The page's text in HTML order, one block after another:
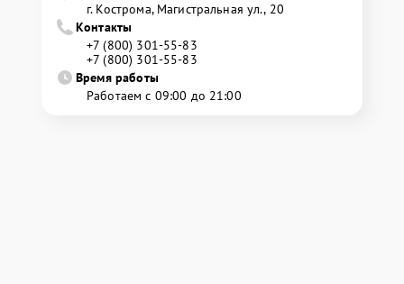
г. Кострома, Магистральная ул., 20
Контакты
+7 (800) 301-55-83
+7 (800) 301-55-83
Время работы
Работаем с 09:00 до 21:00